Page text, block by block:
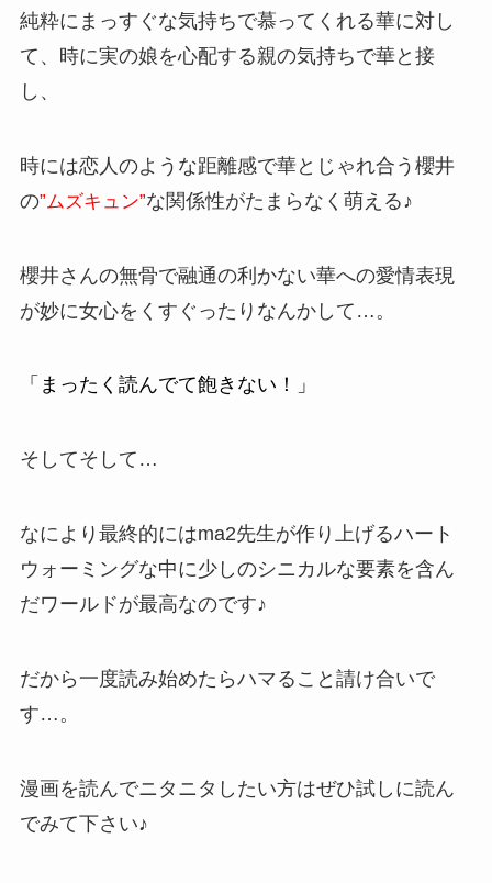
純粋にまっすぐな気持ちで慕ってくれる華に対し
て、時に実の娘を心配する親の気持ちで華と接
し、
時には恋人のような距離感で華とじゃれ合う櫻井
の”ムズキュン”な関係性がたまらなく萌える♪
櫻井さんの無骨で融通の利かない華への愛情表現
が妙に女心をくすぐったりなんかして…。
「まったく読んでて飽きない！」
そしてそして…
なにより最終的にはma2先生が作り上げるハート
ウォーミングな中に少しのシニカルな要素を含ん
だワールドが最高なのです♪
だから一度読み始めたらハマること請け合いで
す…。
漫画を読んでニタニタしたい方はぜひ試しに読ん
でみて下さい♪